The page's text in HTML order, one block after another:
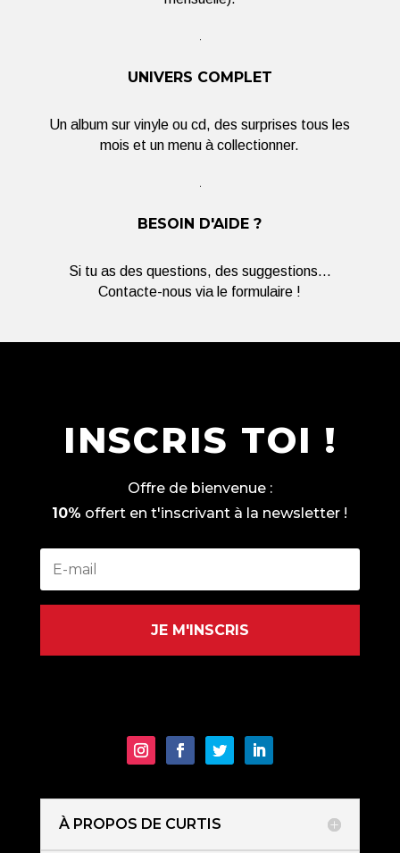
UNIVERS COMPLET
Un album sur vinyle ou cd, des surprises tous les
mois et un menu à collectionner.
BESOIN D'AIDE ?
Si tu as des questions, des suggestions...
Contacte-nous via le formulaire !
INSCRIS TOI !
Offre de bienvenue :
10% offert en t'inscrivant à la newsletter !
JE M'INSCRIS
À PROPOS DE CURTIS